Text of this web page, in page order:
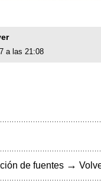
a las 21:08
de fuentes →